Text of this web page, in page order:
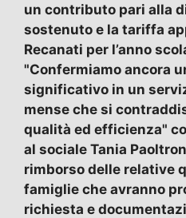
un contributo pari alla
sostenuto e la tariffa
Recanati per l’anno
"Confermiamo ancora
significativo in un
mense che si
qualità ed efficienza"
al sociale Tania
rimborso delle relative
famiglie che avranno
richiesta e